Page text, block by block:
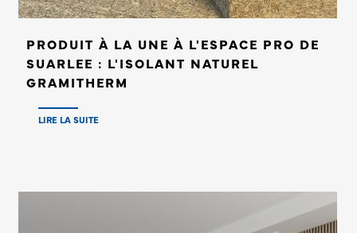
PRODUIT À LA UNE À L'ESPACE PRO DE
SUARLEE : L'ISOLANT NATUREL
GRAMITHERM
LIRE LA SUITE